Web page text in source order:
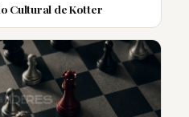
Cultural de Kotter